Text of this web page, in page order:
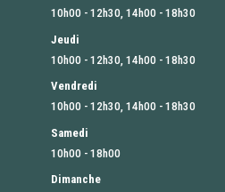
10h00 - 12h30, 14h00 - 18h30
Jeudi
10h00 - 12h30, 14h00 - 18h30
Vendredi
10h00 - 12h30, 14h00 - 18h30
Samedi
10h00 - 18h00
Dimanche